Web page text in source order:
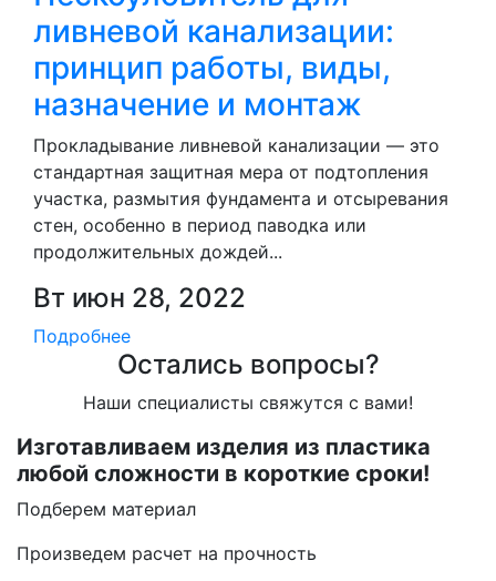
ливневой канализации:
принцип работы, виды,
назначение и монтаж
Прокладывание ливневой канализации — это
стандартная защитная мера от подтопления
участка, размытия фундамента и отсыревания
стен, особенно в период паводка или
продолжительных дождей...
Вт июн 28, 2022
Подробнее
Остались вопросы?
Наши специалисты свяжутся с вами!
Изготавливаем изделия из пластика
любой сложности в короткие сроки!
Подберем материал
Произведем расчет на прочность